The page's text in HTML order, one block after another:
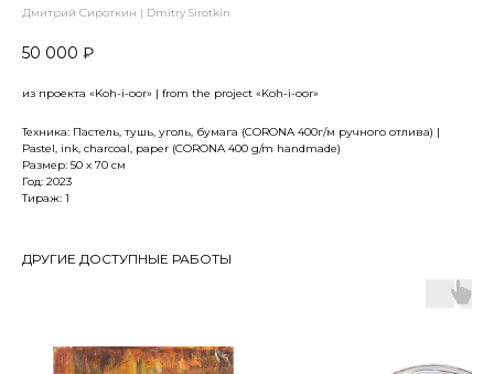
Дмитрий Сироткин | Dmitry Sirotkin
50 000 ₽
из проекта «Koh-i-oor» | from the project «Koh-i-oor»
Техника: Пастель, тушь, уголь, бумага (CORONA 400г/м ручного отлива) |
Pastel, ink, charcoal, paper (CORONA 400 g/m handmade)
Размер: 50 х 70 см
Год: 2023
Тираж: 1
ДРУГИЕ ДОСТУПНЫЕ РАБОТЫ